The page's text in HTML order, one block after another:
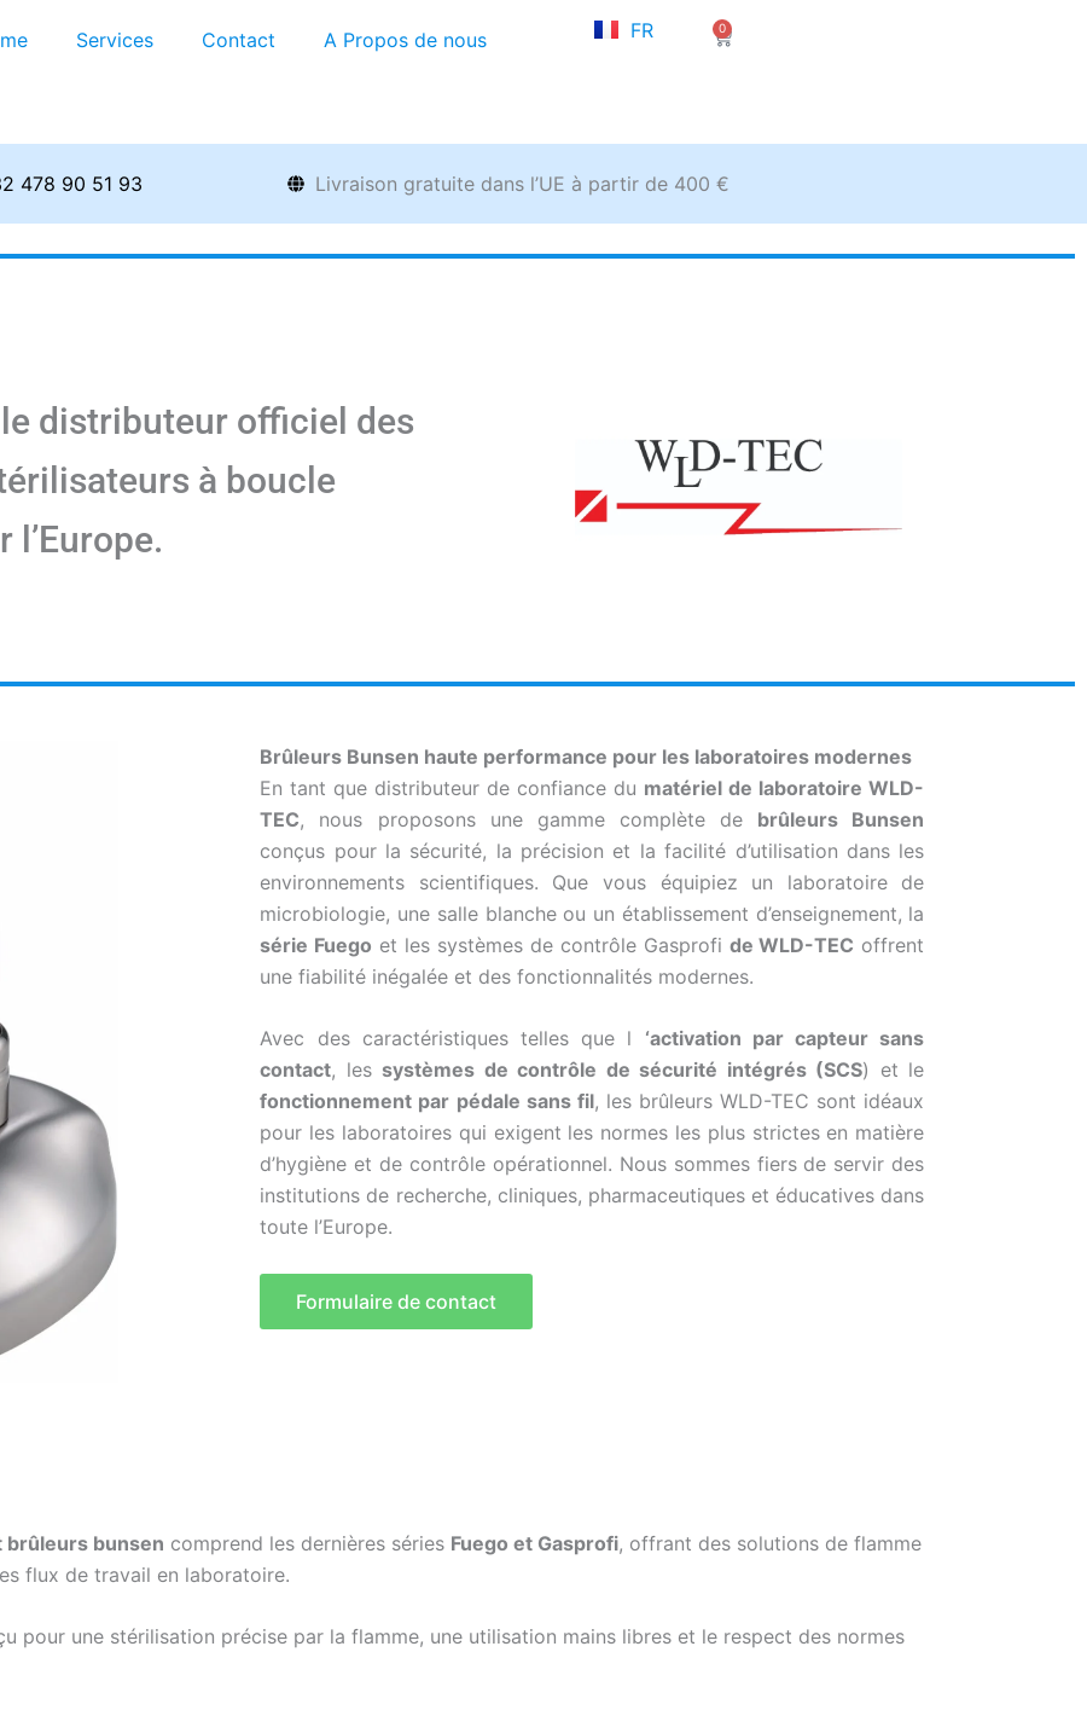
Services Contact A Propos de nous FR
EN
0
Panier
478 90 51 93 Livraison gratuite dans l’UE à partir de 400 €
distributeur officiel des
à boucle
l’Europe.
Brûleurs Bunsen haute performance pour les laboratoires modernes
En tant que distributeur de confiance du matériel de laboratoire WLD-
TEC, nous proposons une gamme complète de brûleurs Bunsen
conçus pour la sécurité, la précision et la facilité d’utilisation dans les
environnements scientifiques. Que vous équipiez un laboratoire de
microbiologie, une salle blanche ou un établissement d’enseignement, la
série Fuego et les systèmes de contrôle Gasprofi de WLD-TEC offrent
une fiabilité inégalée et des fonctionnalités modernes.
Avec des caractéristiques telles que l ‘activation par capteur sans
contact, les systèmes de contrôle de sécurité intégrés (SCS) et le
fonctionnement par pédale sans fil, les brûleurs WLD-TEC sont idéaux
pour les laboratoires qui exigent les normes les plus strictes en matière
d’hygiène et de contrôle opérationnel. Nous sommes fiers de servir des
institutions de recherche, cliniques, pharmaceutiques et éducatives dans
toute l’Europe.
Formulaire de contact
brûleurs bunsen comprend les dernières séries Fuego et Gasprofi, offrant des solutions de flamme
flux de travail en laboratoire.
pour une stérilisation précise par la flamme, une utilisation mains libres et le respect des normes